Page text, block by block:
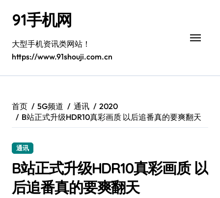
91手机网
大型手机资讯类网站！
https://www.91shouji.com.cn
首页 5G频道 通讯
2020
B站正式升级HDR10真彩画质 以后追番真的要爽翻天
通讯
B站正式升级HDR10真彩画质 以
后追番真的要爽翻天